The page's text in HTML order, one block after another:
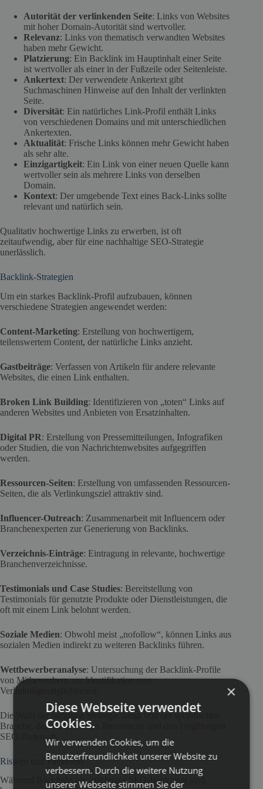
Autorität der verlinkenden Seite: Links von Websites
mit hoher Domain-Autorität sind wertvoller.
Relevanz: Links von thematisch verwandten Websites
haben mehr Gewicht.
Platzierung: Ein Backlink im Hauptinhalt einer Seite
ist wertvoller als einer in der Fußzeile oder Seitenleiste.
Ankertext: Der verwendete Ankertext gibt
Suchmaschinen Hinweise auf den Inhalt der verlinkten
Seite.
Diversität: Ein natürliches Link-Profil enthält Links
von verschiedenen Domains und mit unterschiedlichen
Ankertexten.
Aktualität: Frische Links können mehr Gewicht haben
als sehr alte.
Einzigartigkeit: Ein Link von einer neuen Quelle kann
wertvoller sein als mehrere Links von derselben
Domain.
Kontext: Der umgebende Text eines Back-Links sollte
relevant und natürlich sein.
Qualitativ hochwertige Links zu erwerben, ist oft
zeitaufwendig, aber für eine nachhaltige SEO-Strategie
unerlässlich.
Backlink-Strategien
Um ein starkes Backlink-Profil aufzubauen, können
verschiedene Strategien angewendet werden:
Content-Marketing: Erstellung von hochwertigem,
teilenswertem Content, der natürliche Links anzieht.
Gastbeiträge: Verfassen von Artikeln für andere relevante
Websites, die einen Link enthalten.
Broken Link Building: Identifizieren von „toten“ Links auf
anderen Websites und Anbieten von Ersatzinhalten.
Digital PR: Erstellung von Pressemitteilungen, Infografiken
oder Studien, die von Nachrichtenwebsites aufgegriffen
werden.
Ressourcen-Seiten: Erstellung von umfassenden Ressourcen-
Seiten, die als Verlinkungsziel attraktiv sind.
Influencer-Outreach: Zusammenarbeit mit Influencern oder
Branchenexperten zur Generierung von Backlinks.
Verzeichnis-Einträge: Eintragung in relevante, hochwertige
Branchenverzeichnisse.
Testimonials und Case Studies: Bereitstellung von
Testimonials für genutzte Produkte oder Dienstleistungen, die
oft mit einem Link belohnt werden.
Soziale Medien: Obwohl meist „nofollow“, können Links aus
sozialen Medien indirekt zu weiteren Backlinks führen.
Wettbewerberanalyse: Untersuchung der Backlink-Profile
von Mitbewerbern zur Identifikation von
Verlinkungsmöglichkeiten.
Die Wahl der richtigen Strategie hängt von der spezifischen
Branche, den vorhandenen Ressourcen und den langfristigen
SEO-Zielen ab.
Risiken und Fallstricke
Während Backlinks ein mächtiges SEO-Werkzeug sind,
×
Diese Webseite verwendet
Cookies.
Wir verwenden Cookies, um die
Benutzerfreundlichkeit unserer Website zu
verbessern. Durch die weitere Nutzung
unserer Webseite stimmen Sie der